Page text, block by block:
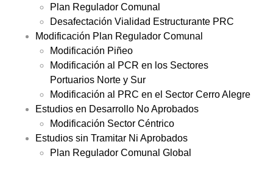
Plan Regulador Comunal
Desafectación Vialidad Estructurante PRC
Modificación Plan Regulador Comunal
Modificación Piñeo
Modificación al PCR en los Sectores
Portuarios Norte y Sur
Modificación al PRC en el Sector Cerro Alegre
Estudios en Desarrollo No Aprobados
Modificación Sector Céntrico
Estudios sin Tramitar Ni Aprobados
Plan Regulador Comunal Global